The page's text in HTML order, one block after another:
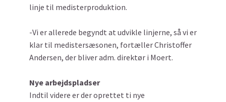
linje til medisterproduktion.
-Vi er allerede begyndt at udvikle linjerne, så vi er
klar til medistersæsonen, fortæller Christoffer
Andersen, der bliver adm. direktør i Moert.
Nye arbejdspladser
Indtil videre er der oprettet ti nye